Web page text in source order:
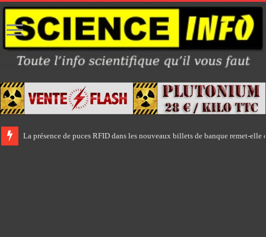
La présence de puces RFID dans les nouveaux billets de banque remet-